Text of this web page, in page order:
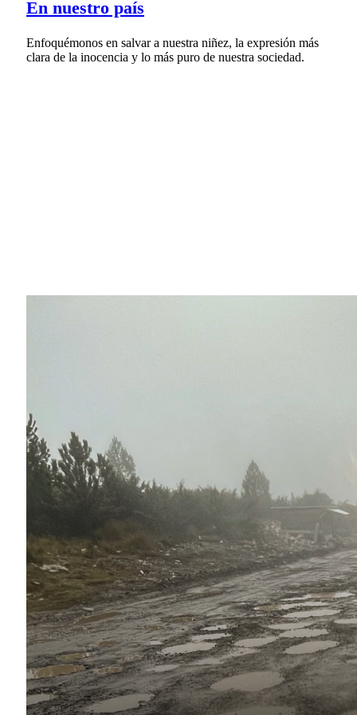
En nuestro país
Enfoquémonos en salvar a nuestra niñez, la expresión más
clara de la inocencia y lo más puro de nuestra sociedad.